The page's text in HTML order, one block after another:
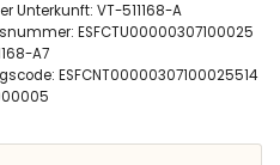
Kingsize-Bett (Maße 200 x 200
jeweils mit Queensize-Bett (Maße
Unterkunft: VT-511168-A
ESFCTU00000307100025
A7
ESFCNT00000307100025514